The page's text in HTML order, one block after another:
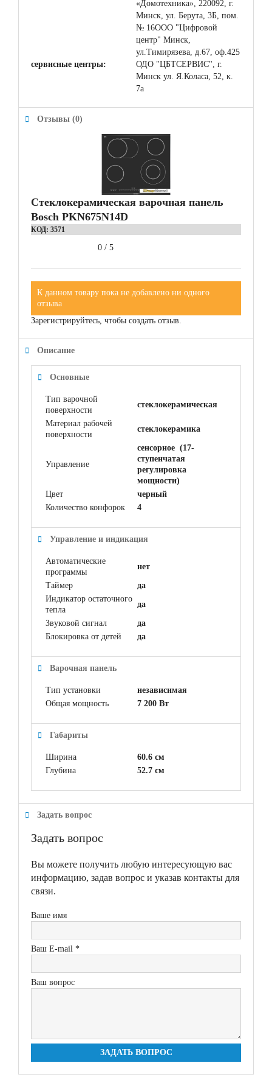
«Домотехника», 220092, г.
Минск, ул. Берута, 3Б, пом.
№ 16ООО "Цифровой
центр" Минск,
ул.Тимирязева, д.67, оф.425
сервисные центры:
ОДО "ЦБТСЕРВИС", г.
Минск ул. Я.Коласа, 52, к.
7а
Отзывы (0)
Стеклокерамическая варочная панель
Bosch PKN675N14D
КОД: 3571
0 / 5
К данном товару пока не добавлено ни одного
отзыва
Зарегистрируйтесь, чтобы создать отзыв.
Описание
Основные
Тип варочной
поверхности
стеклокерамическая
Материал рабочей
поверхности
cтеклокерамика
Управление
сенсорное (17-
ступенчатая
регулировка
мощности)
Цвет
черный
Количество конфорок
4
Управление и индикация
Автоматические
программы
нет
Таймер
да
Индикатор остаточного
тепла
да
Звуковой сигнал
да
Блокировка от детей
да
Варочная панель
Тип установки
независимая
Общая мощность
7 200 Вт
Габариты
Ширина
60.6 см
Глубина
52.7 см
Задать вопрос
Задать вопрос
Вы можете получить любую интересующую вас
информацию, задав вопрос и указав контакты для
связи.
Ваше имя
Ваш E-mail *
Ваш вопрос
ЗАДАТЬ ВОПРОС